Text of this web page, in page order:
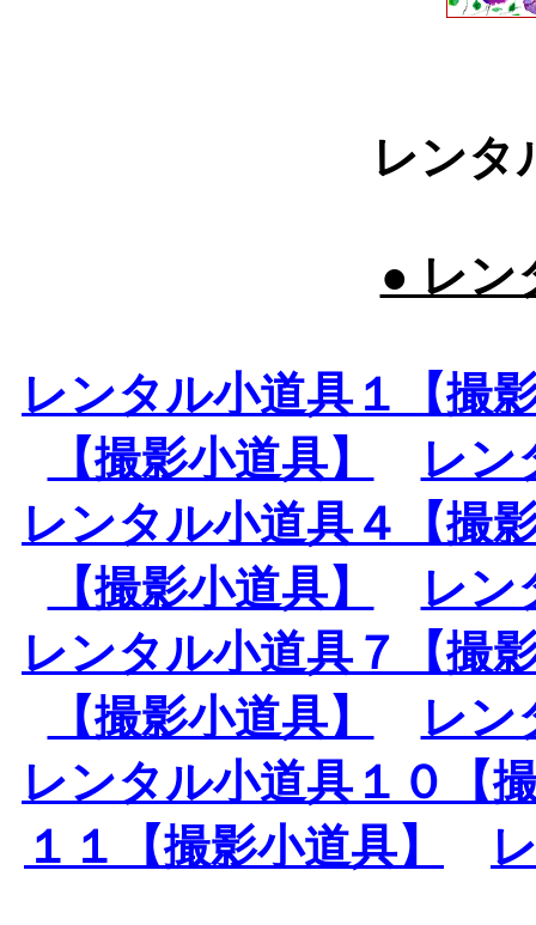
レンタ
● レン
レンタル小道具１【撮
【撮影小道具】
レン
レンタル小道具４【撮
【撮影小道具】
レン
レンタル小道具７【撮
【撮影小道具】
レン
レンタル小道具１０【
１１【撮影小道具】